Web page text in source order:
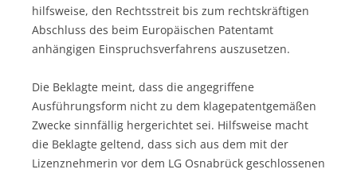
hilfsweise, den Rechtsstreit bis zum rechtskräftigen
Abschluss des beim Europäischen Patentamt
anhängigen Einspruchsverfahrens auszusetzen.
Die Beklagte meint, dass die angegriffene
Ausführungsform nicht zu dem klagepatentgemäßen
Zwecke sinnfällig hergerichtet sei. Hilfsweise macht
die Beklagte geltend, dass sich aus dem mit der
Lizenznehmerin vor dem LG Osnabrück geschlossenen